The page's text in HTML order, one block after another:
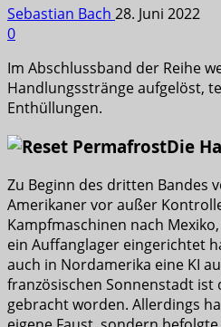
Sebastian Bach 28. Juni 2022
0
Im Abschlussband der Reihe
Handlungsstränge aufgelöst,
Enthüllungen.
Die
Zu Beginn des dritten Bandes
Amerikaner vor außer
Kampfmaschinen nach
ein Auffanglager eingerichtet
auch in Nordamerika eine KI
französischen Sonnenstadt
gebracht worden. Allerdings